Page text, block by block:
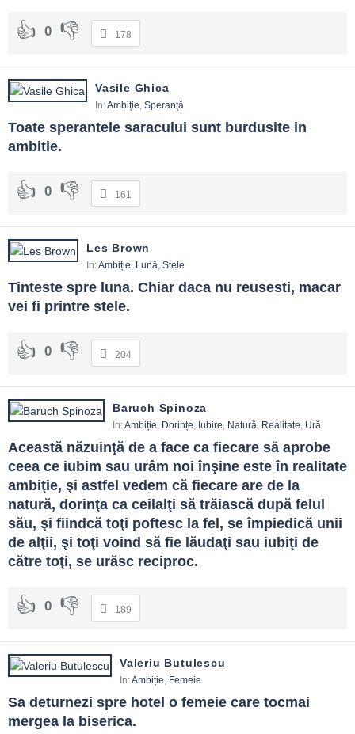
0 178
Vasile Ghica
In:Ambiție, Speranță
Toate sperantele saracului sunt burdusite in
ambitie.
0 161
Les Brown
In:Ambiție, Lună, Stele
Tinteste spre luna. Chiar daca nu reusesti, macar
vei fi printre stele.
0 204
Baruch Spinoza
In:Ambiție, Dorințe, Iubire, Natură, Realitate, Ură
Această năzuinţă de a face ca fiecare să aprobe
ceea ce iubim sau urâm noi înşine este în realitate
ambiţie, şi astfel vedem că fiecare are de la
natură, dorinţa ca ceilalţi să trăiască după felul
său, şi fiindcă toţi poftesc la fel, se împiedică unii
de alţii, şi toţi voind să fie lăudaţi sau iubiţi de
către toţi, se urăsc reciproc.
0 189
Valeriu Butulescu
In:Ambiție, Femeie
Sa deturnezi spre hotel o femeie care tocmai
mergea la biserica.